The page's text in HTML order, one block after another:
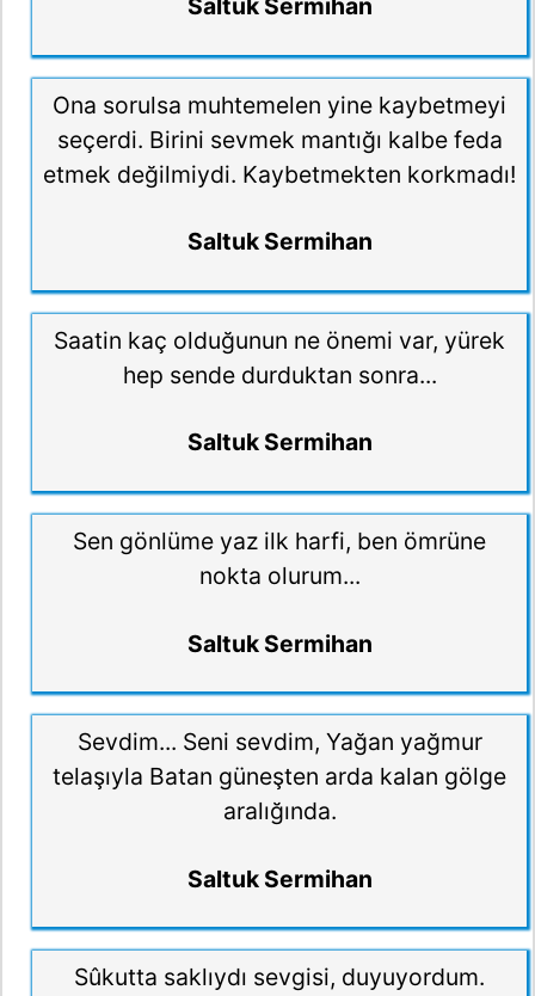
Saltuk Sermihan
Ona sorulsa muhtemelen yine kaybetmeyi
seçerdi. Birini sevmek mantığı kalbe feda
etmek değilmiydi. Kaybetmekten korkmadı!
Saltuk Sermihan
Saatin kaç olduğunun ne önemi var, yürek
hep sende durduktan sonra...
Saltuk Sermihan
Sen gönlüme yaz ilk harfi, ben ömrüne
nokta olurum...
Saltuk Sermihan
Sevdim... Seni sevdim, Yağan yağmur
telaşıyla Batan güneşten arda kalan gölge
aralığında.
Saltuk Sermihan
Sûkutta saklıydı sevgisi, duyuyordum.